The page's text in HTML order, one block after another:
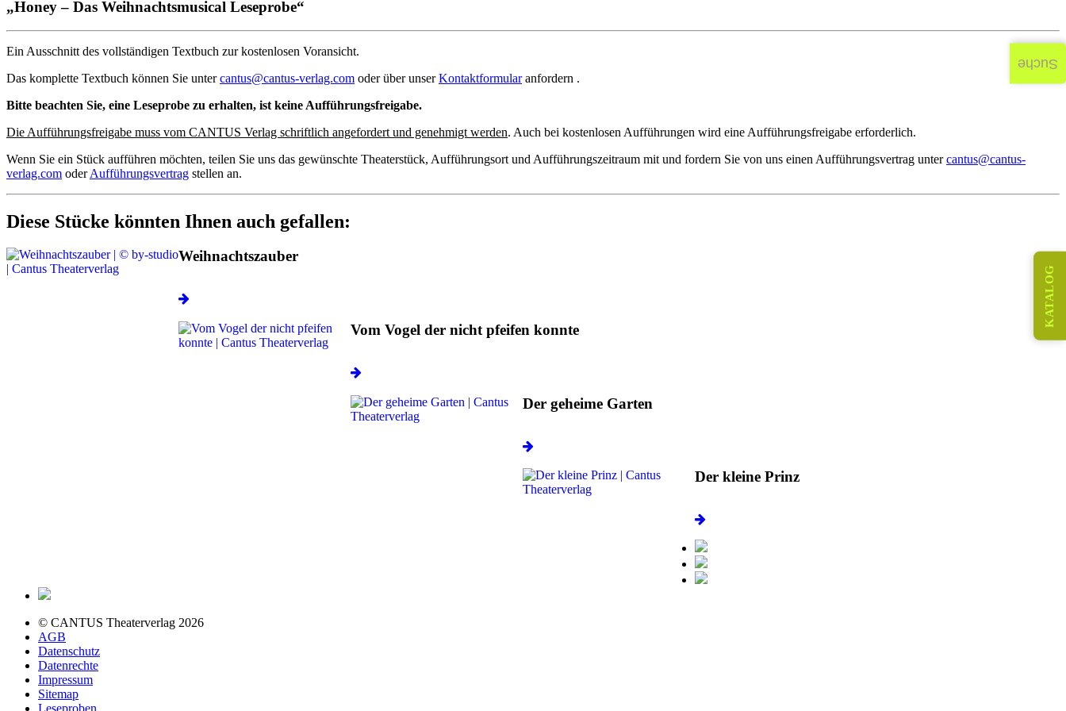
„Honey – Das Weihnachtsmusical Leseprobe“
Ein Ausschnitt des vollständigen Textbuch zur kostenlosen Voransicht.
Das komplette Textbuch können Sie untercantus@cantus-verlag.com oder über unserKontaktformularanfordern .
Bitte beachten Sie, eine Leseprobe zu erhalten, ist keine Aufführungsfreigabe.
Die Aufführungsfreigabe muss vom CANTUS Verlag schriftlich angefordert und genehmigt werden. Auch bei kostenlosen Aufführungen wird eine Aufführungsfreigabe erforderlich.
Wenn Sie ein Stück aufführen möchten, teilen Sie uns das gewünschte Theaterstück, Aufführungsort und Aufführungszeitraum mit und fordern Sie von uns einen Aufführungsvertrag untercantus@cantus-
verlag.com oderAufführungsvertrag stellen an.
Diese Stücke könnten Ihnen auch gefallen:
Weihnachtszauber
Vom Vogel der nicht pfeifen konnte
Der geheime Garten
Der kleine Prinz
© CANTUS Theaterverlag 2026
AGB
Datenschutz
Datenrechte
Impressum
Sitemap
KATALOG
Suche